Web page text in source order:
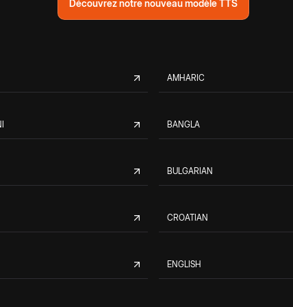
Découvrez notre nouveau modèle TTS
AMHARIC
BANGLA
BULGARIAN
CROATIAN
ENGLISH